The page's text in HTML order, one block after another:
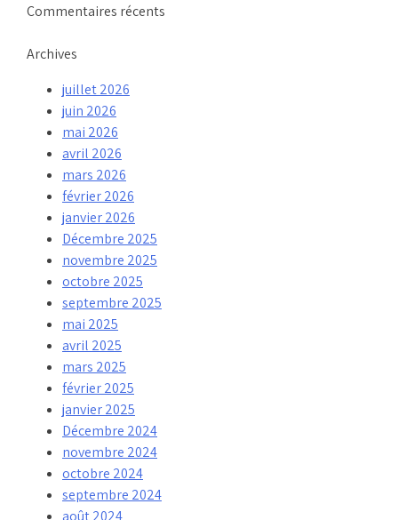
Commentaires récents
Archives
juillet 2026
juin 2026
mai 2026
avril 2026
mars 2026
février 2026
janvier 2026
Décembre 2025
novembre 2025
octobre 2025
septembre 2025
mai 2025
avril 2025
mars 2025
février 2025
janvier 2025
Décembre 2024
novembre 2024
octobre 2024
septembre 2024
août 2024